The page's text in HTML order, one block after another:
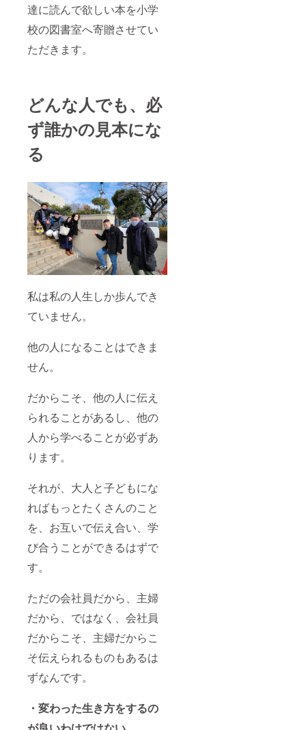
達に読んで欲しい本を小学
校の図書室へ寄贈させてい
ただきます。
どんな人でも、必
ず誰かの見本にな
る
私は私の人生しか歩んでき
ていません。
他の人になることはできま
せん。
だからこそ、他の人に伝え
られることがあるし、他の
人から学べることが必ずあ
ります。
それが、大人と子どもにな
ればもっとたくさんのこと
を、お互いで伝え合い、学
び合うことができるはずで
す。
ただの会社員だから、主婦
だから、ではなく、会社員
だからこそ、主婦だからこ
そ伝えられるものもあるは
ずなんです。
・変わった生き方をするの